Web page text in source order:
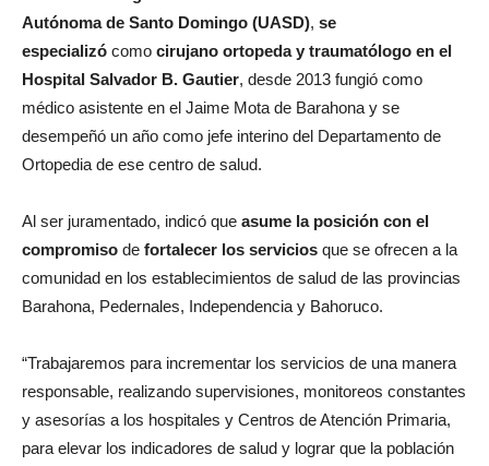
Autónoma de Santo Domingo (UASD), se
especializó como cirujano ortopeda y traumatólogo en el
Hospital Salvador B. Gautier, desde 2013 fungió como
médico asistente en el Jaime Mota de Barahona y se
desempeñó un año como jefe interino del Departamento de
Ortopedia de ese centro de salud.
Al ser juramentado, indicó que asume la posición con el
compromiso de fortalecer los servicios que se ofrecen a la
comunidad en los establecimientos de salud de las provincias
Barahona, Pedernales, Independencia y Bahoruco.
“Trabajaremos para incrementar los servicios de una manera
responsable, realizando supervisiones, monitoreos constantes
y asesorías a los hospitales y Centros de Atención Primaria,
para elevar los indicadores de salud y lograr que la población